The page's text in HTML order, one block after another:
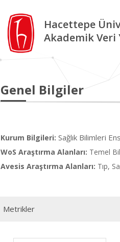
Hacettepe
Akademik Veri
Genel Bilgiler
Kurum Bilgileri: Sağlık Bilimleri
WoS Araştırma Alanları: Temel
Avesis Araştırma Alanları: Tıp,
Metrikler